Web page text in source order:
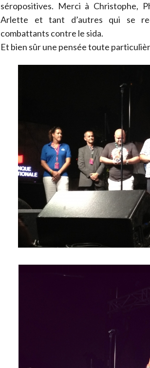
séropositives. Merci à Christophe,
Arlette et tant d’autres qui se
combattants contre le sida.
Et bien sûr une pensée toute